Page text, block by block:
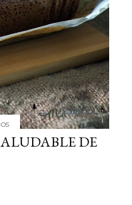
DE